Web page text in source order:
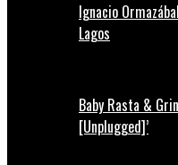
Ignacio
Lagos
Baby Rasta &
[Unplugged]’